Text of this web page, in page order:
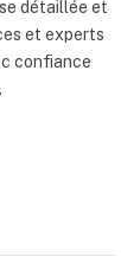
détaillée et
et experts
confiance